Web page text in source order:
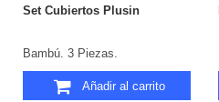
Set Cubiertos Plusin
Bambú. 3 Piezas.
Añadir al carrito